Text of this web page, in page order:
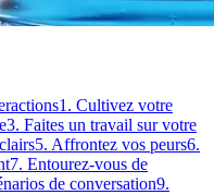
1. Cultivez votre
3. Faites un travail sur votre
5. Affrontez vos peurs6.
7. Entourez-vous de
de conversation9.